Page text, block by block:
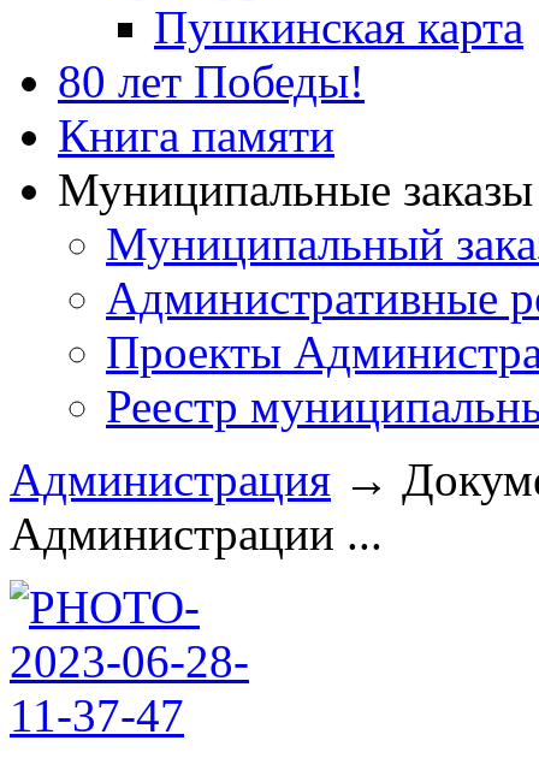
Пушкинская карта
80 лет Победы!
Книга памяти
Муниципальные
Муниципальный
Административные
Проекты
Реестр
Администрация →
Администрации ...